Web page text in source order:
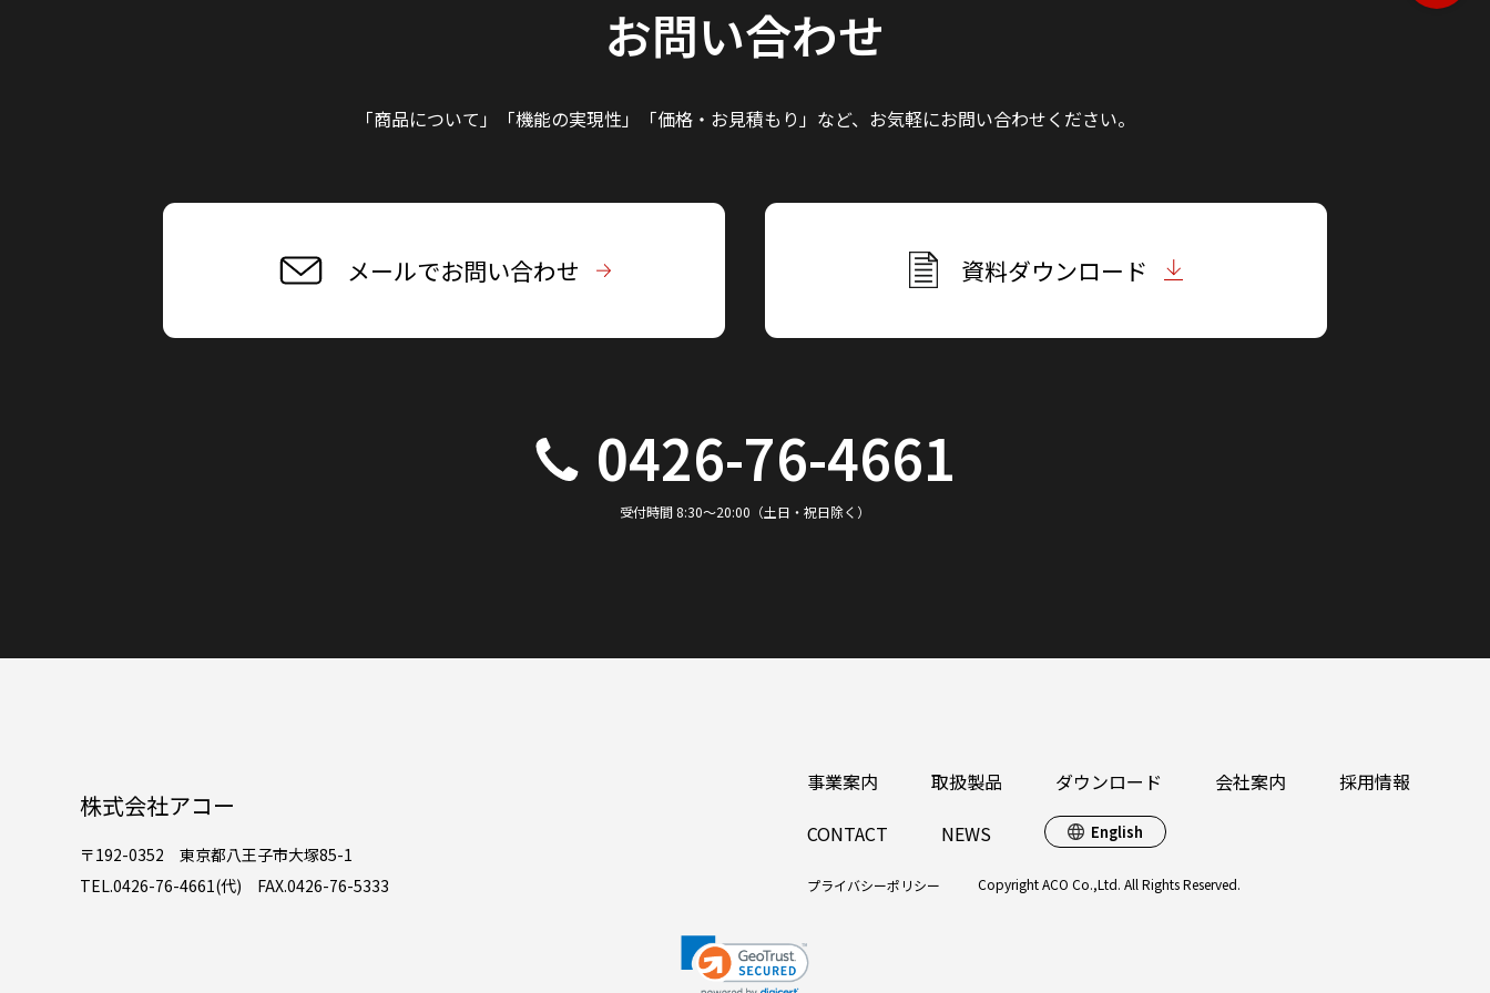
お問い合わせ
「商品について」「機能の実現性」 「価格・お見積もり」など、 お気軽にお問い合わせください。
メールでお問い合わせ 資料ダウンロード
0426-76-4661
受付時間 8:30～20:00（土日・祝日除く）
株式会社アコー
〒192-0352 東京都八王子市大塚85-1
TEL.0426-76-4661(代) FAX.0426-76-5333
事業案内 取扱製品 ダウンロード 会社案内
採用情報
CONTACT
NEWS English
プライバシーポリシー Copyright ACO Co.,Ltd. All Rights Reserved.